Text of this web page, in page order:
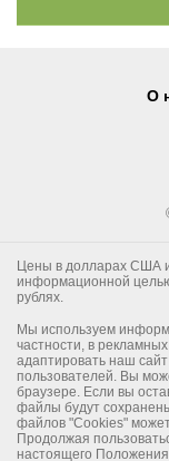
О
Цены в долларах США
информационной
рублях.
Мы используем
частности, в
адаптировать наш
пользователей. Вы
браузере. Если вы
файлы будут
файлов "Cookies"
Продолжая
настоящего